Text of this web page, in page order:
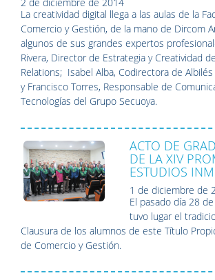
La creatividad digital llega a las aulas de la
Comercio y Gestión, de la mano de Dircom
algunos de sus grandes expertos
Rivera, Director de Estrategia y Creatividad
Relations; Isabel Alba, Codirectora de
y Francisco Torres, Responsable de
Tecnologías del Grupo Secuoya.
ACTO DE
DE LA XIV
ESTUDIOS
1 de diciembre de
El pasado día 28
tuvo lugar el
Clausura de los alumnos de este Título
de Comercio y Gestión.